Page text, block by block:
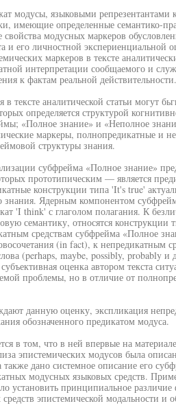
модусы, языковыми репрезентантами
имеющие определенные семантико-
модусных маркеров
и его личностной экспериенциальной
маркеров в тексте
интерпретации сообщаемого и
к фактам реальной действительности.
тексте аналитической статьи могут
определяется структурой
«Полное знание» и «Неполное
маркеры, полнопредикатные и
структуры знания.
субфрейма «Полное знание»
прототипическим — является
конструкции типа 'It's true'
Ядерным компонентом
'I think' с глаголом полагания. К
семантику, относятся конструкции
средствам субфрейма «Полное
(in fact), к непредикатным
(perhaps, maybe, possibly, probably
оценка автором текста
проблемы, но в отличие от
данную оценку, экспликация
обозначенного предикатом модуса.
в том, что в ней впервые на
эпистемических модусов была
дано системное описание его
модусных языковых средств.
установить принципиальное
эпистемической модальности и